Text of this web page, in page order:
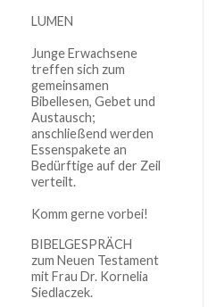
LUMEN
Junge Erwachsene
treffen sich zum
gemeinsamen
Bibellesen, Gebet und
Austausch;
anschließend werden
Essenspakete an
Bedürftige auf der Zeil
verteilt.
Komm gerne vorbei!
BIBELGESPRÄCH
zum Neuen Testament
mit Frau Dr. Kornelia
Siedlaczek.